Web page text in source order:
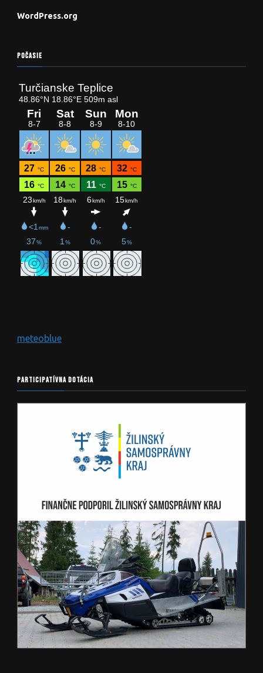
WordPress.org
POČASIE
meteoblue
PARTICIPATÍVNA DOTÁCIA